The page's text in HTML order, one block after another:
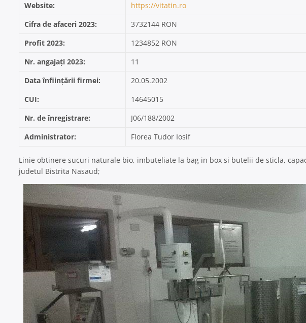
Website:
https://vitatin.ro
Cifra de afaceri 2023:
3732144 RON
Profit 2023:
1234852 RON
Nr. angajați 2023:
11
Data înființării firmei:
20.05.2002
CUI:
14645015
Nr. de înregistrare:
J06/188/2002
Administrator:
Florea Tudor Iosif
Linie obtinere sucuri naturale bio, imbuteliate la bag in box si butelii de sticla,
judetul Bistrita Nasaud;